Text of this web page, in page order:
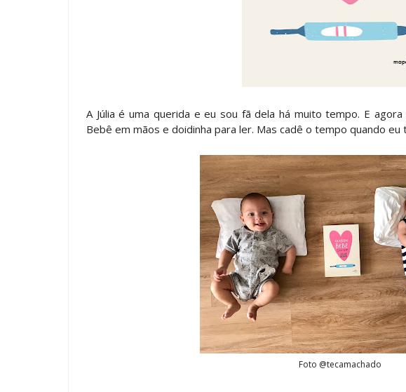
A Júlia é uma querida e eu sou fã dela há muito tempo. E
Bebê em mãos e doidinha para ler. Mas cadê o tempo quando
Foto @tecamachado